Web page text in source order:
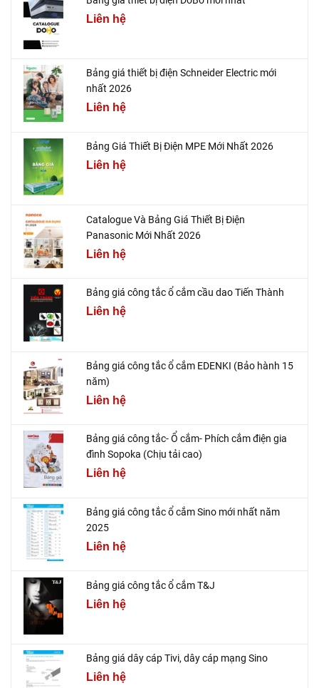
Liên hệ
Bảng giá thiết bị điện Schneider Electric mới
nhất 2026
Liên hệ
Bảng Giá Thiết Bị Điện MPE Mới Nhất 2026
Liên hệ
Catalogue Và Bảng Giá Thiết Bị Điện
Panasonic Mới Nhất 2026
Liên hệ
Bảng giá công tắc ổ cắm cầu dao Tiến Thành
Liên hệ
Bảng giá công tắc ổ cắm EDENKI (Bảo hành 15
năm)
Liên hệ
Bảng giá công tắc- Ổ cắm- Phích cắm điện gia
đình Sopoka (Chịu tải cao)
Liên hệ
Bảng giá công tắc ổ cắm Sino mới nhất năm
2025
Liên hệ
Bảng giá công tắc ổ cắm T&J
Liên hệ
Bảng giá dây cáp Tivi, dây cáp mạng Sino
Liên hệ